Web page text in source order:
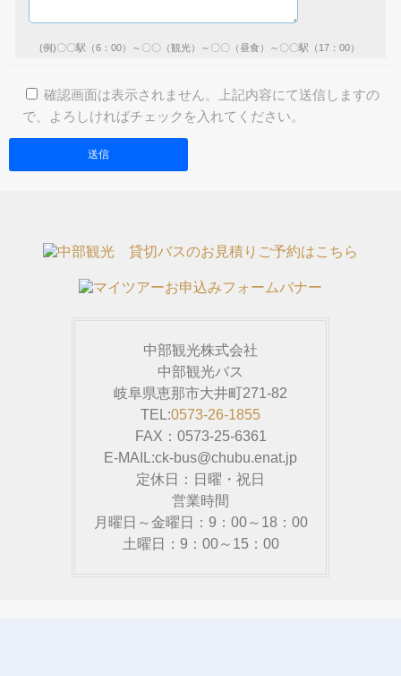
(例)〇〇駅（6：00）～〇〇（観光）～〇〇（昼食）～〇〇駅（17：00）
確認画面は表示されません。上記内容にて送信しますの
で、よろしければチェックを入れてください。
中部観光株式会社
中部観光バス
岐阜県恵那市大井町271-82
TEL:0573-26-1855
FAX：0573-25-6361
E-MAIL:ck-bus@chubu.enat.jp
定休日：日曜・祝日
営業時間
月曜日～金曜日：9：00～18：00
土曜日：9：00～15：00